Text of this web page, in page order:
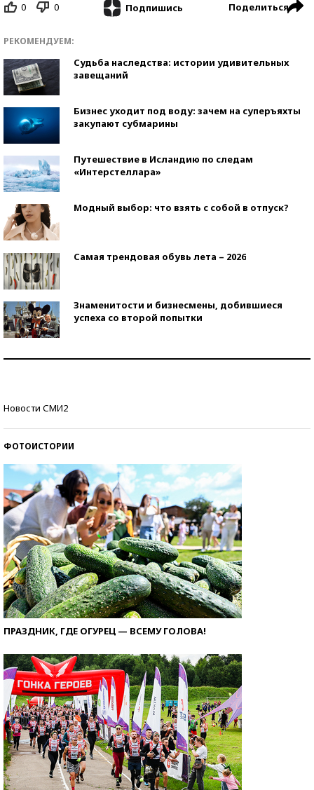
0 0 Подпишись Поделиться
РЕКОМЕНДУЕМ:
Судьба наследства: истории удивительных
завещаний
Бизнес уходит под воду: зачем на суперъяхты
закупают субмарины
Путешествие в Исландию по следам
«Интерстеллара»
Модный выбор: что взять с собой в отпуск?
Самая трендовая обувь лета – 2026
Знаменитости и бизнесмены, добившиеся
успеха со второй попытки
Новости СМИ2
ФОТОИСТОРИИ
ПРАЗДНИК, ГДЕ ОГУРЕЦ — ВСЕМУ ГОЛОВА!